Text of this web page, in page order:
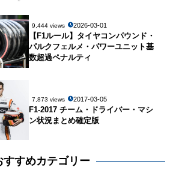
9,444 views 2026-03-01
【F1ルール】タイヤコンパウンド・
パルクフェルメ・パワーユニット基
数超過ペナルティ
7,873 views 2017-03-05
F1-2017 チーム・ドライバー・マシ
ン状況まとめ確定版
すすめカテゴリー